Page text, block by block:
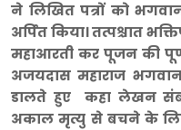
ने लिखित पत्रों को भगवान
अर्पित किया। तत्पश्चात
महाआरती कर पूजन की
अजयदास महाराज भगवान
डालते हुए कहा लेखन
अकाल मृत्यु से बचने के लिए